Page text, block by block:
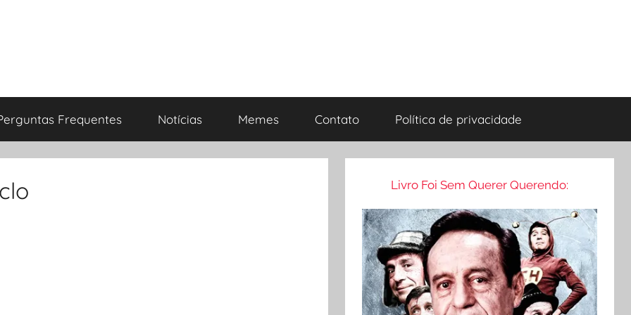
Frequentes Notícias Memes Contato Política de privacidade
Livro Foi Sem Querer Querendo: